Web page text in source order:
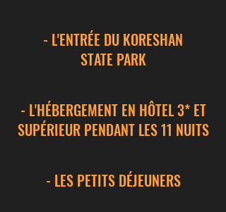
- L'ENTRÉE DU KORESHAN
STATE PARK
- L'HÉBERGEMENT EN HÔTEL 3* ET
SUPÉRIEUR PENDANT LES 11 NUITS
- LES PETITS DÉJEUNERS